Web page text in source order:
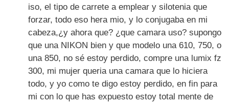
iso, el tipo de carrete a emplear y silotenia que
forzar, todo eso hera mio, y lo conjugaba en mi
cabeza,¿y ahora que? ¿que camara uso? supongo
que una NIKON bien y que modelo una 610, 750, o
una 850, no sé estoy perdido, compre una lumix fz
300, mi mujer queria una camara que lo hiciera
todo, y yo como te digo estoy perdido, en fin para
mi con lo que has expuesto estoy total mente de